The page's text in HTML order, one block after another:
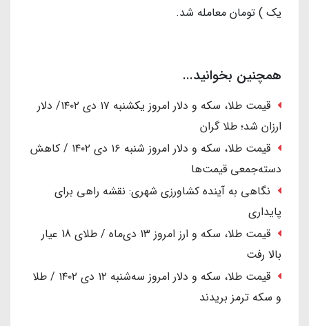
یک ) تومان معامله شد.
همچنین بخوانید...
قیمت طلا، سکه و دلار امروز یکشنبه ۱۷ دی ۱۴۰۲/ دلار
ارزان شد؛ طلا گران
قیمت طلا، سکه و دلار امروز شنبه ۱۶ دی ۱۴۰۲ / کاهش
دسته‌جمعی قیمت‌ها
نگاهی به آینده کشاورزی شهری: نقشه راهی برای
پایداری
قیمت طلا، سکه و ارز امروز ۱۳ دی‌ماه / طلای 18 عیار
بالا رفت
قیمت طلا، سکه و دلار امروز سه‌شنبه ۱۲ دی ۱۴۰۲ / طلا
و سکه ترمز بریدند